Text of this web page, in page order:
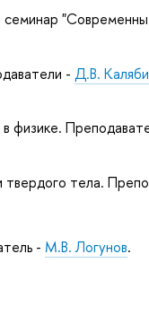
семинар
- Д.В.
физике.
тела.
- М.В. Логунов.